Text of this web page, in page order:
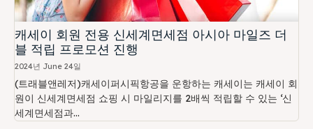
캐세이 회원 전용 신세계면세점 아시아 마일즈 더
블 적립 프로모션 진행
2024년 June 24일
(트래블앤레저)캐세이퍼시픽항공을 운항하는 캐세이는 캐세이 회
원이 신세계면세점 쇼핑 시 마일리지를 2배씩 적립할 수 있는 ‘신
세계면세점과...